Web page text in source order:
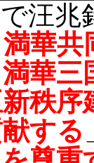
で汪
満華共
満華
秩
する